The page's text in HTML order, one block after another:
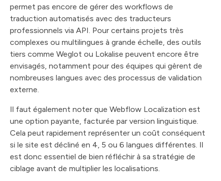
permet pas encore de gérer des workflows de
traduction automatisés avec des traducteurs
professionnels via API. Pour certains projets très
complexes ou multilingues à grande échelle, des outils
tiers comme Weglot ou Lokalise peuvent encore être
envisagés, notamment pour des équipes qui gèrent de
nombreuses langues avec des processus de validation
externe.
Il faut également noter que Webflow Localization est
une option payante, facturée par version linguistique.
Cela peut rapidement représenter un coût conséquent
si le site est décliné en 4, 5 ou 6 langues différentes. Il
est donc essentiel de bien réfléchir à sa stratégie de
ciblage avant de multiplier les localisations.